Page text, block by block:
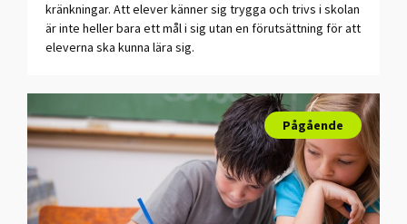
kränkningar. Att elever känner sig trygga och trivs i skolan
är inte heller bara ett mål i sig utan en förutsättning för att
eleverna ska kunna lära sig.
Pågående